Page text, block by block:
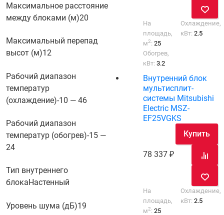
Максимальное расстояние
между блоками (м)20
Максимальный перепад
высот (м)12
Рабочий диапазон
температур
(охлаждение)-10 — 46
Рабочий диапазон
температур (обогрев)-15 —
24
Тип внутреннего
блокаНастенный
Уровень шума (дБ)19
На
площадь,
м2:25
Охлаждение,
кВт:2.5
Обогрев,
кВт:3.2
Внутренний блок
мультисплит-
системы Mitsubishi
Electric MSZ-
EF25VGKS
78 337
Купить
На
площадь,
м2:25
Охлаждение,
кВт:2.5